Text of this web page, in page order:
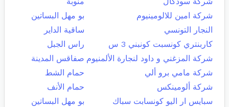
شركة امين للالومينيوم
بو مهل البساتين
النجار التونسي
ساقية الداير
كاربنتري كونسبت كونبني 3 س
راس الجبل
شركة المزغني و داود لنجارة الألمنيوم صفاقس المدينة
شركة مامي برو ألي
حمام الشط
شركة ألومينكس
حمام الأنف
سبايس ار اليو كونسابت سباك
بو مهل البساتين